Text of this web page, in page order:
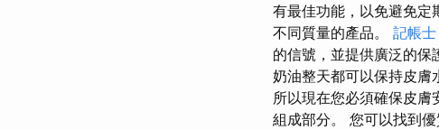
有最佳功能，以免避免定
不同質量的產品。 記帳
的信號，並提供廣泛的保
奶油整天都可以保持皮膚
所以現在您必須確保皮膚
組成部分。 您可以找到